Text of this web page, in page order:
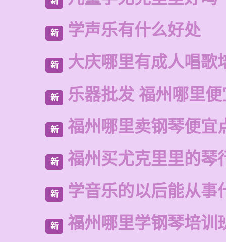
新 学声乐有什么好处
新 大庆哪里有成人唱歌
新 乐器批发 福州哪里
新 福州哪里卖钢琴便宜
新 福州买尤克里里的琴
新 学音乐的以后能从事
新 福州哪里学钢琴培训